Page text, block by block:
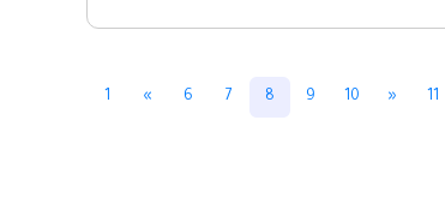
1 « 6 7 8 9 10 » 11